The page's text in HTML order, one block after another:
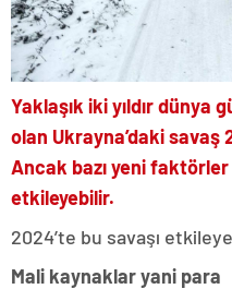
Yaklaşık iki yıldır dünya
olan Ukrayna’daki savaş
Ancak bazı yeni
etkileyebilir.
2024’te bu savaşı
Mali kaynaklar yani para